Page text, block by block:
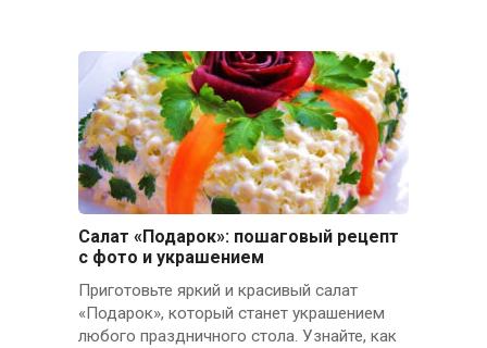
Салат «Подарок»: пошаговый рецепт
с фото и украшением
Приготовьте яркий и красивый салат
«Подарок», который станет украшением
любого праздничного стола. Узнайте, как